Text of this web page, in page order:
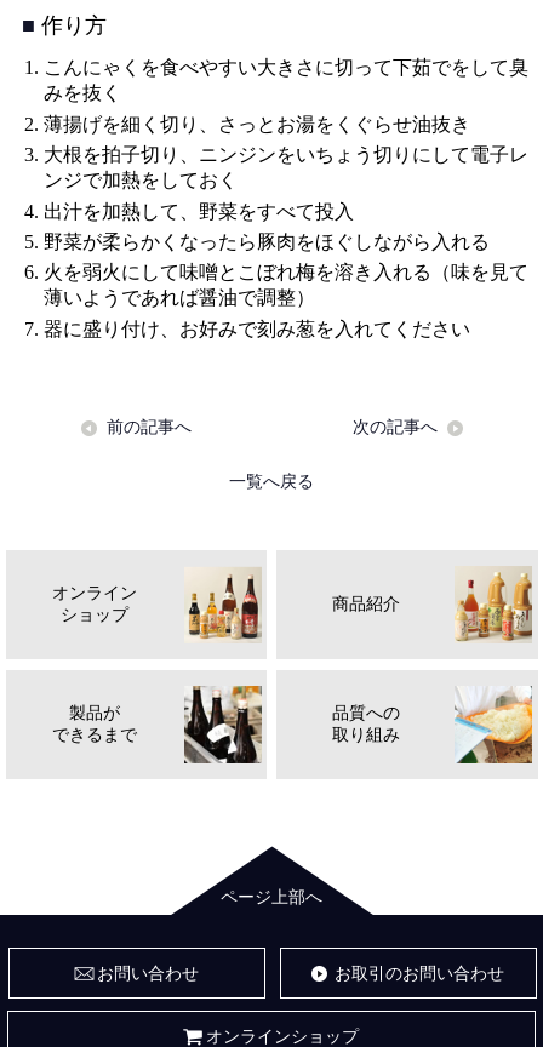
作り方
こんにゃくを食べやすい大きさに切って下茹でをして臭
みを抜く
薄揚げを細く切り、さっとお湯をくぐらせ油抜き
大根を拍子切り、ニンジンをいちょう切りにして電子レ
ンジで加熱をしておく
出汁を加熱して、野菜をすべて投入
野菜が柔らかくなったら豚肉をほぐしながら入れる
火を弱火にして味噌とこぼれ梅を溶き入れる（味を見て
薄いようであれば醤油で調整）
器に盛り付け、お好みで刻み葱を入れてください
前の記事へ 次の記事へ
一覧へ戻る
オンライン
ショップ
商品紹介
製品が
できるまで
品質への
取り組み
お問い合わせ お取引のお問い合わせ
オンラインショップ
ページ上部へ